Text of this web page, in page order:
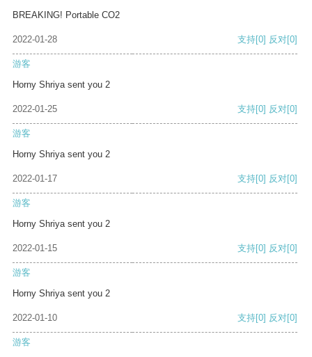
BREAKING! Portable CO2
2022-01-28 支持[0] 反对[0]
游客
Horny Shriya sent you 2
2022-01-25 支持[0] 反对[0]
游客
Horny Shriya sent you 2
2022-01-17 支持[0] 反对[0]
游客
Horny Shriya sent you 2
2022-01-15 支持[0] 反对[0]
游客
Horny Shriya sent you 2
2022-01-10 支持[0] 反对[0]
游客